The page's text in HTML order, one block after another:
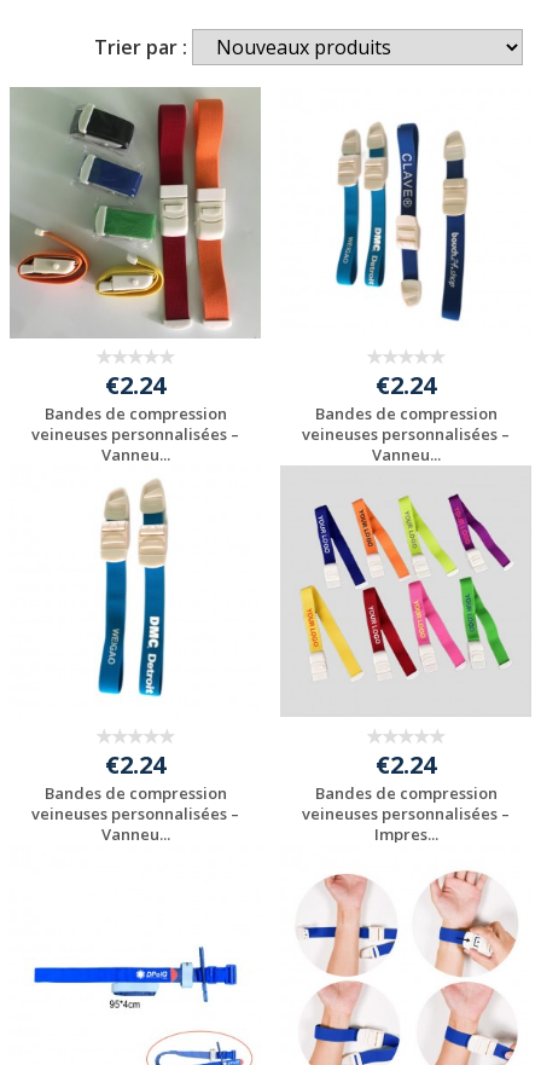
Trier par :
€2.24
Bandes de compression
veineuses personnalisées –
Vanneu...
Personnaliser avec
votre logo
€2.24
Bandes de compression
veineuses personnalisées –
Vanneu...
Personnaliser avec
votre logo
€2.24
Bandes de compression
veineuses personnalisées –
Vanneu...
€2.24
Bandes de compression
veineuses personnalisées –
Impres...
Personnaliser avec
votre logo